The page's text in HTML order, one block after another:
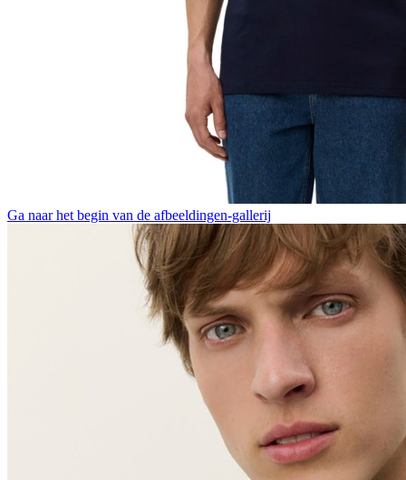
Ga naar het begin van de afbeeldingen-gallerij